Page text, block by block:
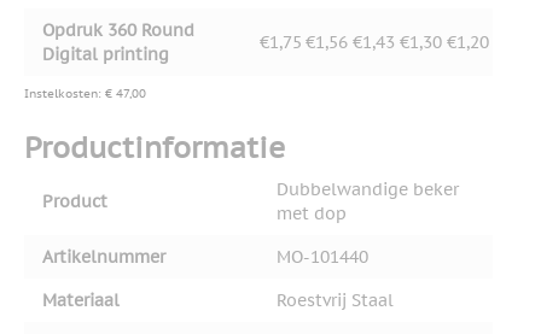
Opdruk 360 Round
Digital printing
€1,75 €1,56 €1,43 €1,30 €1,20
Instelkosten: € 47,00
Productinformatie
Product
Dubbelwandige beker
met dop
Artikelnummer
MO-101440
Materiaal
Roestvrij Staal